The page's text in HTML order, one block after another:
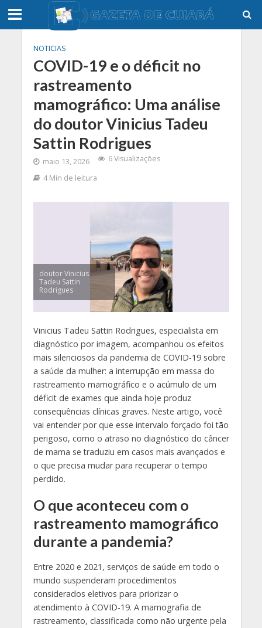
NOTICIAS
COVID-19 e o déficit no
rastreamento
mamográfico: Uma análise
do doutor Vinicius Tadeu
Sattin Rodrigues
maio 13, 2026
6 Visualizações
4 Min de leitura
doutor Vinicius
Tadeu Sattin
Rodrigues
Vinicius Tadeu Sattin Rodrigues, especialista em
diagnóstico por imagem, acompanhou os efeitos
mais silenciosos da pandemia de COVID-19 sobre
a saúde da mulher: a interrupção em massa do
rastreamento mamográfico e o acúmulo de um
déficit de exames que ainda hoje produz
consequências clínicas graves. Neste artigo, você
vai entender por que esse intervalo forçado foi tão
perigoso, como o atraso no diagnóstico do câncer
de mama se traduziu em casos mais avançados e
o que precisa mudar para recuperar o tempo
perdido.
O que aconteceu com o
rastreamento mamográfico
durante a pandemia?
Entre 2020 e 2021, serviços de saúde em todo o
mundo suspenderam procedimentos
considerados eletivos para priorizar o
atendimento à COVID-19. A mamografia de
rastreamento, classificada como não urgente pela